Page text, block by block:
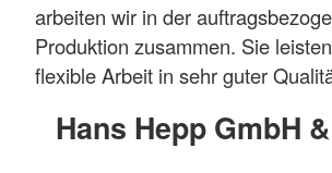
arbeiten wir in der
Produktion zusammen. Sie
flexible Arbeit in sehr guter
Hans Hepp GmbH